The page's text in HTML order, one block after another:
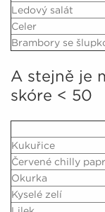
Ledový salát
Celer
Brambory se
A stejně je
skóre < 50
Kukuřice
Červené chilly
Okurka
Kyselé zelí